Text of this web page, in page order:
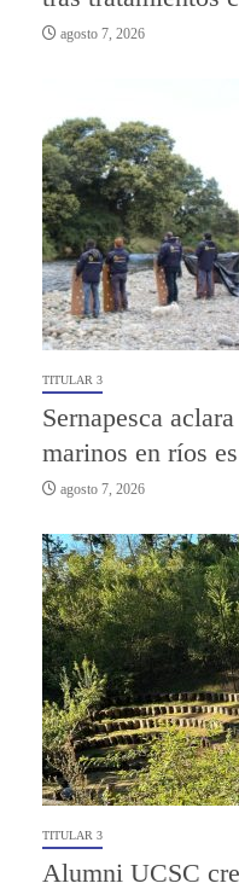
agosto 7, 2026
TITULAR 3
Sernapesca
marinos en ríos
agosto 7, 2026
TITULAR 3
Alumni UCSC